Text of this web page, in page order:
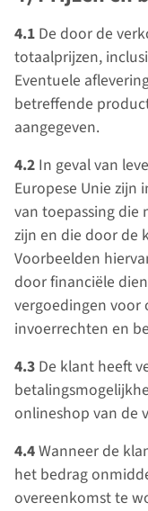
4.1 De door de
totaalprijzen,
Eventuele
betreffende
aangegeven.
4.2 In geval van
Europese Unie zijn
van toepassing die
zijn en die door de
Voorbeelden
door financiële
vergoedingen voor
invoerrechten en
4.3 De klant heeft
onlineshop van de
4.4Wanneer de
het bedrag
overeenkomst te